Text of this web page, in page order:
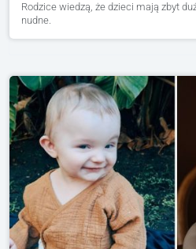
Rodzice wiedzą, że dzieci mają zbyt
nudne.